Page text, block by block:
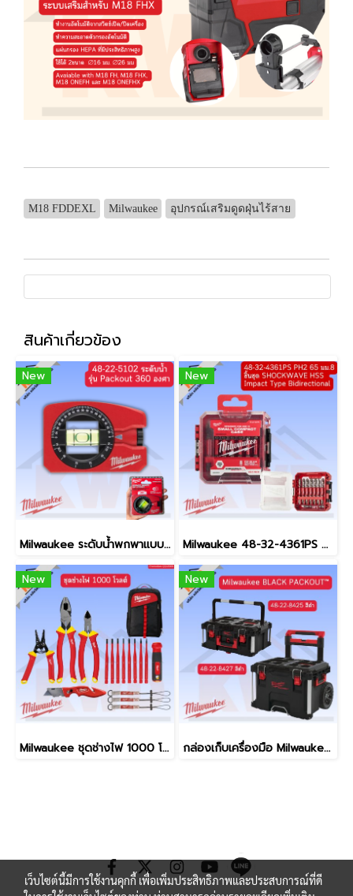
M18 FDDEXL Milwaukee อุปกรณ์เสริมดูดฝุ่นไร้สาย
สินค้าเกี่ยวข้อง
New
Milwaukee ระดับน้ำพกพาแบบหมุนได้ 360 องศา Pocket level 48-22-5102 (ของแท้ประกันศูนย์)
New
Milwaukee 48-32-4361PS ดอกไขควง 65mm PH2 ชุด 8ชิ้นพร้อมกล่อง (สินค้ามีพร้อมจัดส่ง)
New
Milwaukee ชุดช่างไฟ 1000 โวลต์ Q3/2569 (ของแท้แน่นอน)
New
กล่องเก็บเครื่องมือ Milwaukee BLACK PACKOUT™ รุ่นสีพิเศษ
เว็บไซต์นี้มีการใช้งานคุกกี้ เพื่อเพิ่มประสิทธิภาพและประสบการณ์ที่ดี